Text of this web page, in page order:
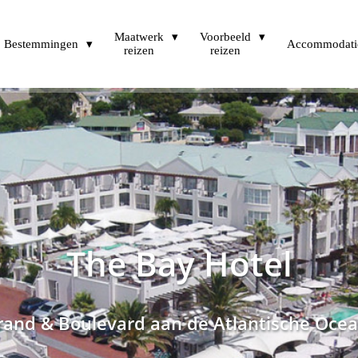
Bestemmingen
Maatwerk
reizen
Voorbeeld
reizen
The Bay Hotel
& Boulevard aan de Atlantische